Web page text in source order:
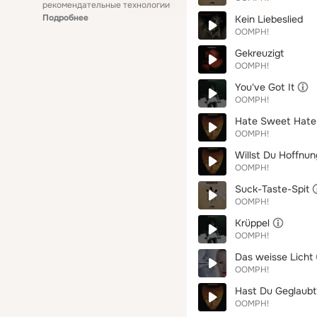
рекомендательные технологии
Подробнее
Kein Liebeslied
OOMPH!
Gekreuzigt
OOMPH!
You've Got It
OOMPH!
Hate Sweet Hate
OOMPH!
Willst Du
OOMPH!
Suck-Taste-Spit
OOMPH!
Krüppel
OOMPH!
Das weisse Licht
OOMPH!
Hast Du
OOMPH!